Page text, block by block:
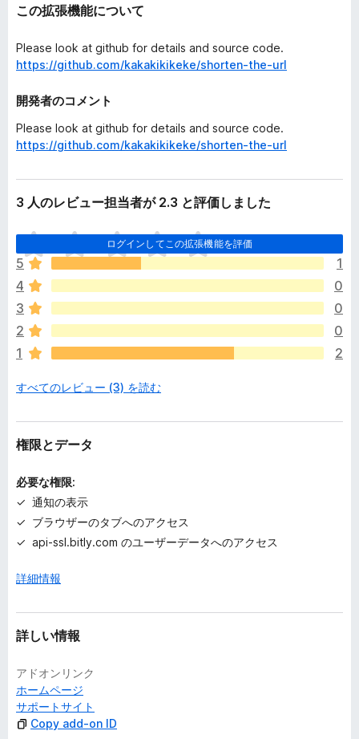
この拡張機能について
Please look at github for details and source code.
https://github.com/kakakikikeke/shorten-the-url
開発者のコメント
Please look at github for details and source code.
https://github.com/kakakikikeke/shorten-the-url
3 人のレビュー担当者が 2.3 と評価しました
ログインしてこの拡張機能を評価
ま
だ
評
価
さ
れ
て
い
せ
5
1
4
0
3
0
2
0
1
2
すべてのレビュー (3) を読む
権限とデータ
必要な権限:
通知の表示
ブラウザーのタブへのアクセス
api-ssl.bitly.com のユーザーデータへのアクセス
詳細情報
詳しい情報
アドオンリンク
ホームページ
サポートサイト
Copy add-on ID